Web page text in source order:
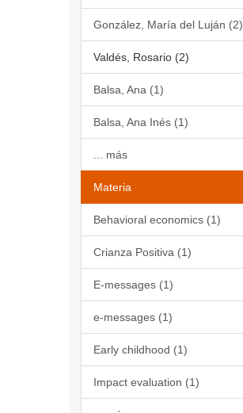
González, María del Luján (2)
Valdés, Rosario (2)
Balsa, Ana (1)
Balsa, Ana Inés (1)
... más
Materia
Behavioral economics (1)
Crianza Positiva (1)
E-messages (1)
e-messages (1)
Early childhood (1)
Impact evaluation (1)